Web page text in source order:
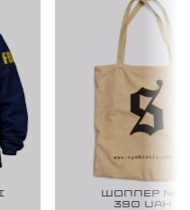
ШОППЕР №1
390UAH